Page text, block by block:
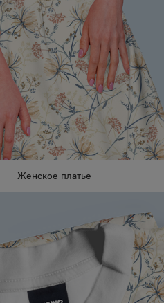
Женское платье